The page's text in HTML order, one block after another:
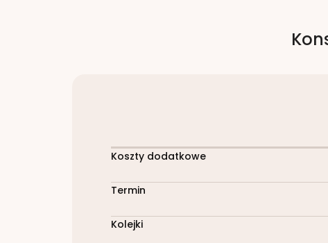
Koszty dodatkowe
Termin
Kolejki